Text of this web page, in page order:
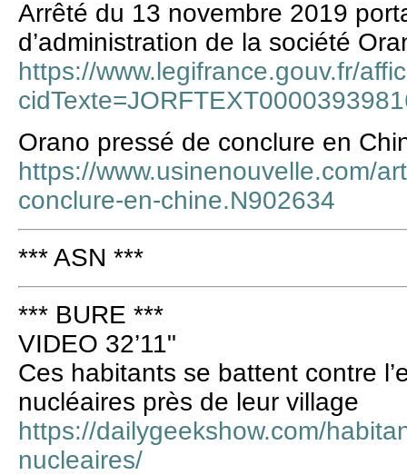
Arrêté du 13 novembre 2019
d’administration de la société
https://www.legifrance.gouv.fr/
Orano pressé de conclure en
https://www.usinenouvelle.com/
conclure-en-chine.N902634
*** ASN ***
*** BURE ***
VIDEO 32’11"
Ces habitants se battent contre
nucléaires près de leur village
https://dailygeekshow.com/
nucleaires/